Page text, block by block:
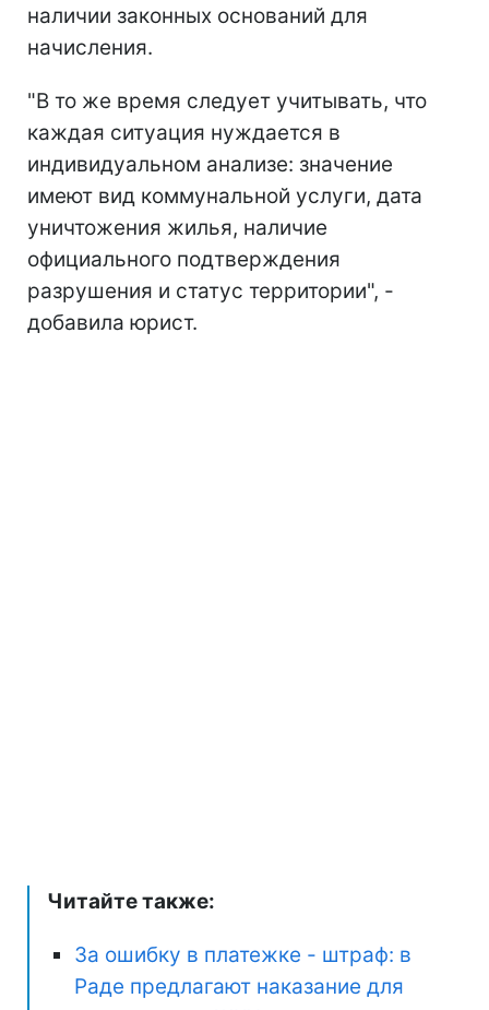
наличии законных оснований для
начисления.
"В то же время следует учитывать, что
каждая ситуация нуждается в
индивидуальном анализе: значение
имеют вид коммунальной услуги, дата
уничтожения жилья, наличие
официального подтверждения
разрушения и статус территории", -
добавила юрист.
Читайте также:
За ошибку в платежке - штраф: в
Раде предлагают наказание для